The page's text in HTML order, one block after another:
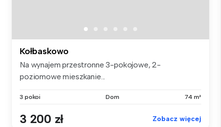
Kołbaskowo
Na wynajem przestronne 3-pokojowe, 2-
poziomowe mieszkanie...
3 pokoi Dom 74 m²
3 200 zł Zobacz więcej